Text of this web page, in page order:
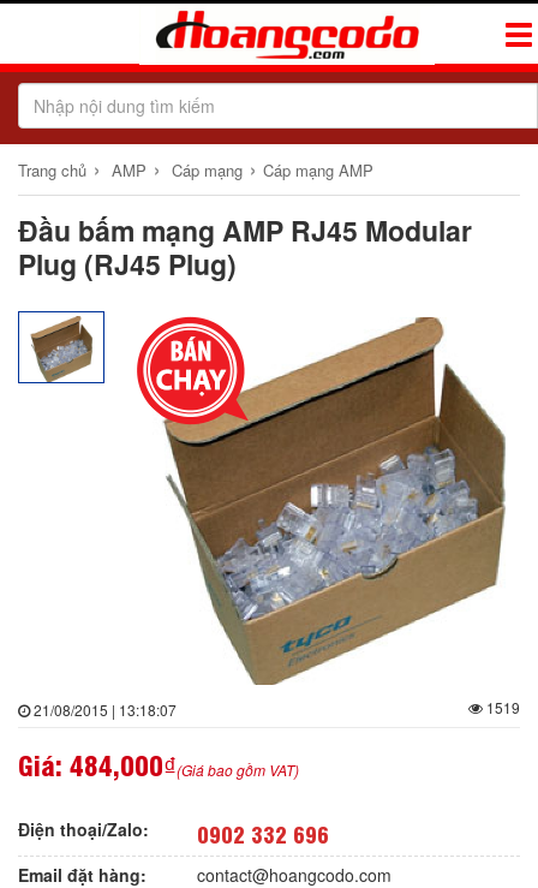
Trang chủ › AMP › Cáp mạng › Cáp mạng AMP
Đầu bấm mạng AMP RJ45 Modular
Plug (RJ45 Plug)
21/08/2015 | 13:18:07 1519
Giá: 484,000₫(Giá bao gồm VAT)
Điện thoại/Zalo: 0902 332 696
Email đặt hàng:
contact@hoangcodo.com